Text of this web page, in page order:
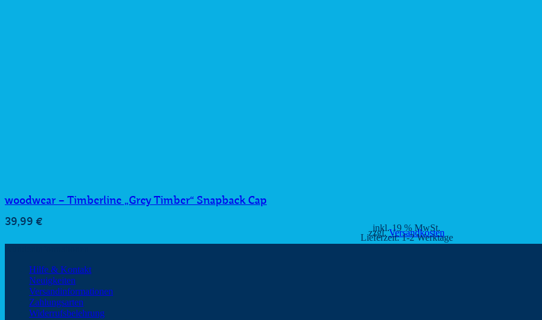
woodwear – Timberline „Grey Timber“ Snapback Cap
39,99 € inkl. 19 % MwSt.
zzgl.Versandkosten
Lieferzeit:1-2 Werktage
Hilfe & Kontakt
Neuigkeiten
Versandinformationen
Zahlungsarten
Widerrufsbelehrung